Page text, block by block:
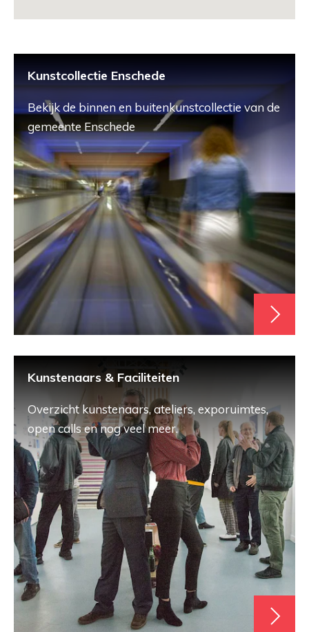
Kunstcollectie Enschede
Bekijk de binnen en buitenkunstcollectie van de
gemeente Enschede
Kunstenaars & Faciliteiten
Overzicht kunstenaars, ateliers, exporuimtes,
open calls en nog veel meer.